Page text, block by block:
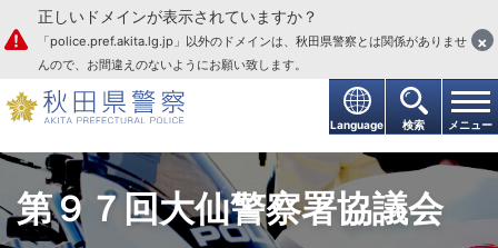
本文へ
Language 検索 メニュー
正しいドメインが表示されていますか？
「police.pref.akita.lg.jp」以外のドメインは、秋田県警察とは関係がありませ
んので、お間違えのないようにお願い致します。
×
第９７回大仙警察署協議会